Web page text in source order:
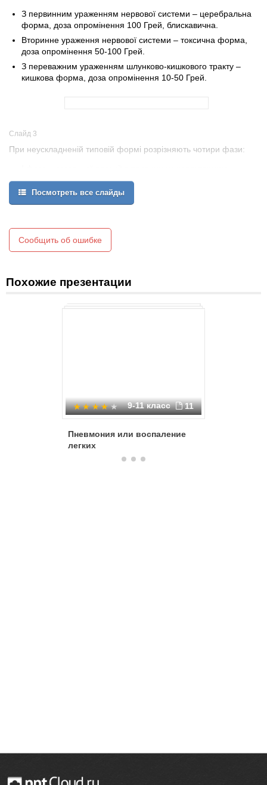
З первинним ураженням нервової системи – церебральна
форма, доза опромінення 100 Грей, блискавична.
Вторинне ураження нервової системи – токсична форма,
доза опромінення 50-100 Грей.
З переважним ураженням шлунково-кишкового тракту –
кишкова форма, доза опромінення 10-50 Грей.
Слайд 3
При неускладненій типовій формі розрізняють чотири фази:
симптомокомплексом.
ІІ фаза – клінічного «благополуччя», або латентна фаза.
Посмотреть все слайды
Сообщить об ошибке
Похожие презентации
9-11 класс 11
Пневмония или воспаление
легких